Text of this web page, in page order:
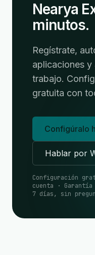
Nearya
minutos.
Regístrate,
aplicaciones
trabajo.
gratuita con
Configúralo
Hablar por
Configuración
cuenta ·
7 días, sin